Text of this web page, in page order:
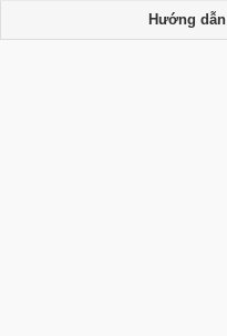
Hướng dẫn